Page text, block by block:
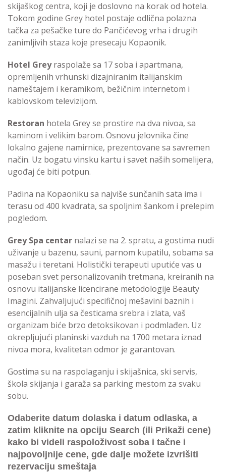
skijaškog centra, koji je doslovno na korak od hotela.
Tokom godine Grey hotel postaje odlična polazna
tačka za pešačke ture do Pančićevog vrha i drugih
zanimljivih staza koje presecaju Kopaonik.
Hotel Greyraspolaže sa 17 soba i apartmana,
opremljenih vrhunski dizajniranim italijanskim
nameštajem i keramikom, bežičnim internetom i
kablovskom televizijom.
Restoran hotela Grey se prostire na dva nivoa, sa
kaminom i velikim barom. Osnovu jelovnika čine
lokalno gajene namirnice, prezentovane sa savremen
način. Uz bogatu vinsku kartu i savet naših somelijera,
ugođaj će biti potpun.
Padina na Kopaoniku sa najviše sunčanih sata ima i
terasu od 400 kvadrata, sa spoljnim šankom i prelepim
pogledom.
Grey Spa centar nalazi se na 2. spratu, a gostima nudi
uživanje u bazenu, sauni, parnom kupatilu, sobama sa
masažu i teretani. Holistički terapeuti uputiće vas u
poseban svet personalizovanih tretmana, kreiranih na
osnovu italijanske licencirane metodologije Beauty
Imagini. Zahvaljujući specifičnoj mešavini baznih i
esencijalnih ulja sa česticama srebra i zlata, vaš
organizam biće brzo detoksikovan i podmlađen. Uz
okrepljujući planinski vazduh na 1700 metara iznad
nivoa mora, kvalitetan odmor je garantovan.
Gostima su na raspolaganju i skijašnica, ski servis,
škola skijanja i garaža sa parking mestom za svaku
sobu.
Odaberite datum dolaska i datum odlaska, a
zatim kliknite na opciju Search (ili Prikaži cene)
kako bi videli raspoloživost soba i tačne i
najpovoljnije cene, gde dalje možete izvrišiti
rezervaciju smeštaja